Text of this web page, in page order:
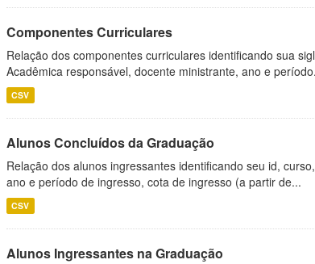
Componentes Curriculares
Relação dos componentes curriculares identificando sua
Acadêmica responsável, docente ministrante, ano e
CSV
Alunos Concluídos da Graduação
Relação dos alunos ingressantes identificando seu id,
ano e período de ingresso, cota de ingresso (a partir de...
CSV
Alunos Ingressantes na Graduação